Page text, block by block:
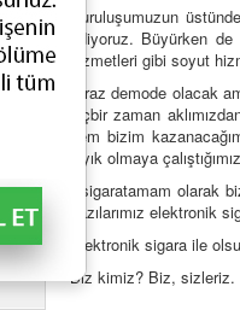
Kuruluşumuzun
ediyoruz. Büyürken
hizmetleri gibi soyut
Biraz demode olacak
hiçbir zaman
hem bizim
layık olmaya
Esigaratamam olarak
bazılarımız
Elektronik sigara ile
Biz kimiz? Biz, sizleriz.